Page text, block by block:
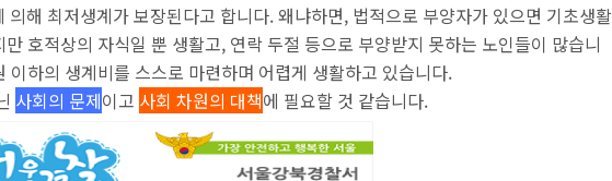
해 최저생계가 보장된다고 합니다. 왜냐하면, 법적으로 부양자가 있으면 기초생활
호적상의 자식일 뿐 생활고, 연락 두절 등으로 부양받지 못하는 노인들이 많습니
하의 생계비를 스스로 마련하며 어렵게 생활하고 있습니다.
사회의 문제이고 사회 차원의 대책에 필요할 것 같습니다.